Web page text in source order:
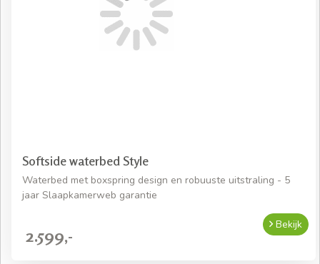
Softside waterbed Style
Waterbed met boxspring design en robuuste uitstraling - 5
jaar Slaapkamerweb garantie
2.599,-
Bekijk